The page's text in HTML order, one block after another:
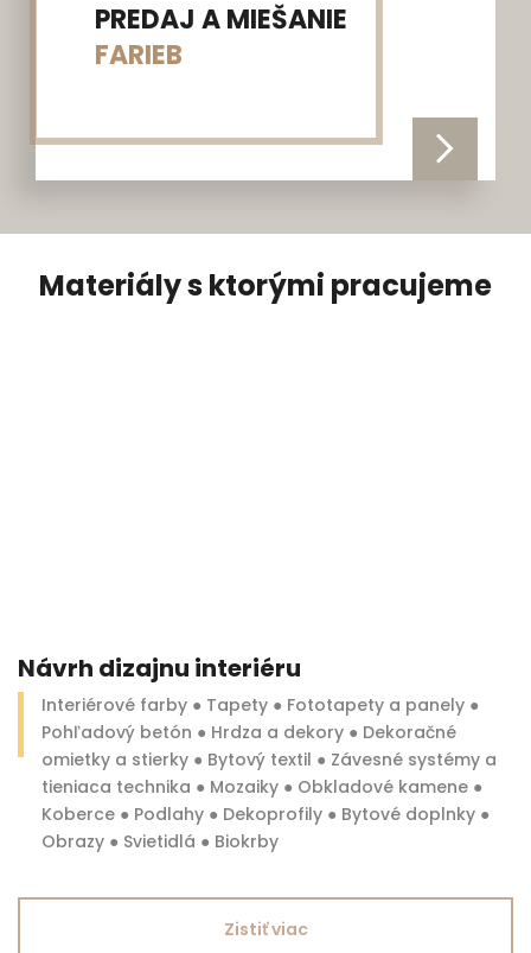
PREDAJ A MIEŠANIE
FARIEB
Materiály s ktorými pracujeme
Návrh dizajnu interiéru
Interiérové farby ● Tapety ● Fototapety a panely ●
Pohľadový betón ● Hrdza a dekory ● Dekoračné
omietky a stierky ● Bytový textil ● Závesné systémy a
tieniaca technika ● Mozaiky ● Obkladové kamene ●
Koberce ● Podlahy ● Dekoprofily ● Bytové doplnky ●
Obrazy ● Svietidlá ● Biokrby
Zistiť viac